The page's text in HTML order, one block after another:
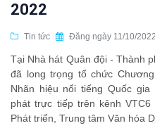
2022
Tin tức Đăng ngày 11/10/2022
Tại Nhà hát Quân đội - Thành
đã long trọng tổ chức
Nhãn hiệu nổi tiếng Quốc
phát trực tiếp trên kênh
Phát triển, Trung tâm Văn hóa